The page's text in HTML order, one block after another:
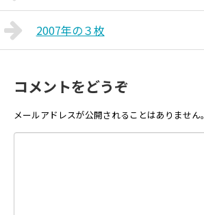
2007年の３枚
コメントをどうぞ
メールアドレスが公開されることはありません。